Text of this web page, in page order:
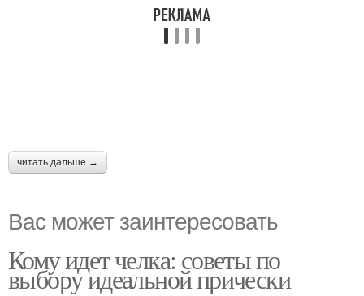
читать дальше →
Вас может заинтересовать
Кому идет челка: советы по
выбору идеальной прически